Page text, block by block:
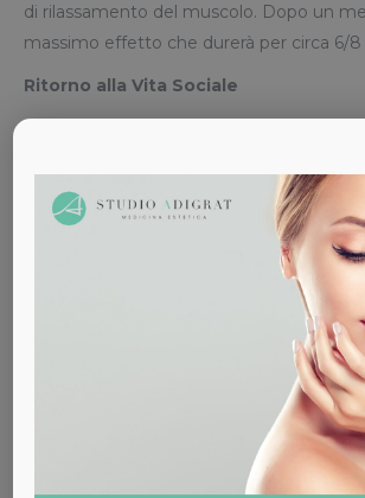
di rilassamento del muscolo. Dopo un
massimo effetto che durerà per circa 6/8
Ritorno alla Vita Sociale
qualche ora.
Prodotto Utilizzato
Sei interessato ai
Medicina